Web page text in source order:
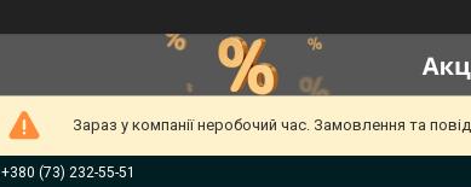
Зараз у компанії неробочий час. Замовлення та
+380 (73) 232-55-51